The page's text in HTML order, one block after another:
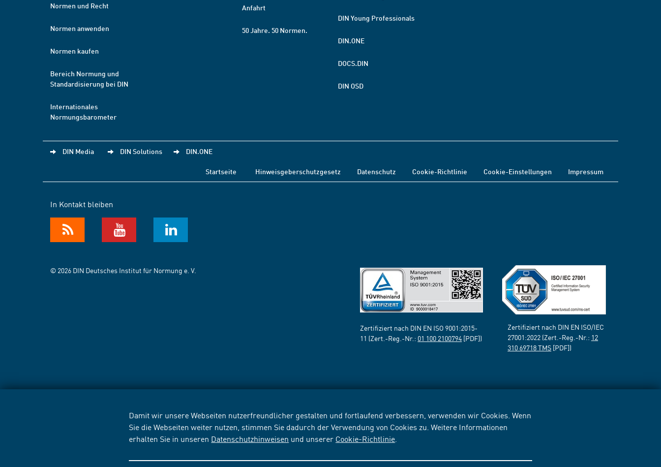
Damit wir unsere Webseiten nutzerfreundlicher gestalten und fortlaufend verbessern, verwenden wir Cookies. Wenn
Sie die Webseiten weiter nutzen, stimmen Sie dadurch der Verwendung von Cookies zu. Weitere Informationen
erhalten Sie in unseren Datenschutzhinweisen und unserer Cookie-Richtlinie
Normen und Recht
Normen anwenden
Normen kaufen
Bereich Normung und
Standardisierung bei DIN
Internationales
Normungsbarometer
Anfahrt
50 Jahre. 50 Normen.
DIN Young Professionals
DIN.ONE
DOCS.DIN
DIN OSD
DIN Media DIN Solutions DIN.ONE
Startseite Hinweisgeberschutzgesetz Datenschutz Cookie-Richtlinie Cookie-Einstellungen Impressum
In Kontakt bleiben
© 2026 DIN Deutsches Institut für Normung e. V.
Zertifiziert nach DIN EN ISO 9001:2015-
11 (Zert.-Reg.-Nr.: 01 100 2100794 [PDF])
Zertifiziert nach DIN EN ISO/IEC
27001:2022 (Zert.-Reg.-Nr.: 12
310 69718 TMS [PDF])